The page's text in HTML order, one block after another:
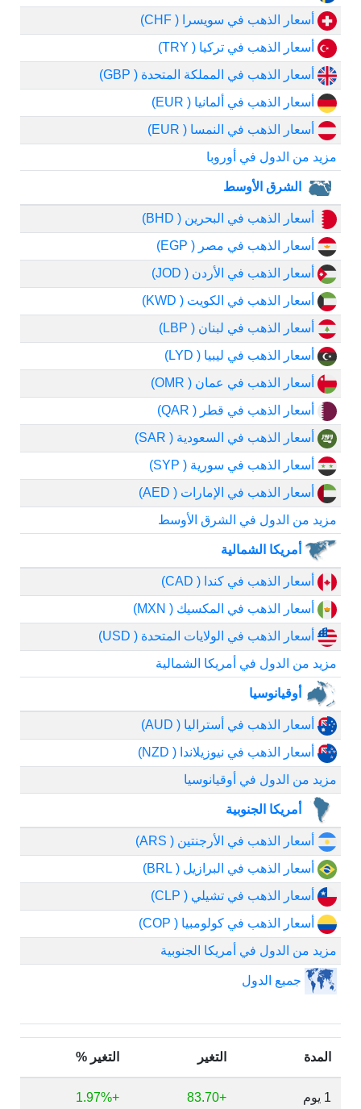
أسعار الذهب في سويسرا ( CHF)
أسعار الذهب في تركيا ( TRY)
أسعار الذهب في المملكة المتحدة ( GBP)
أسعار الذهب في ألمانيا ( EUR)
أسعار الذهب في النمسا ( EUR)
مزيد من الدول في أوروبا
الشرق الأوسط
أسعار الذهب في البحرين ( BHD)
أسعار الذهب في مصر ( EGP)
أسعار الذهب في الأردن ( JOD)
أسعار الذهب في الكويت ( KWD)
أسعار الذهب في لبنان ( LBP)
أسعار الذهب في ليبيا ( LYD)
أسعار الذهب في عمان ( OMR)
أسعار الذهب في قطر ( QAR)
أسعار الذهب في السعودية ( SAR)
أسعار الذهب في سورية ( SYP)
أسعار الذهب في الإمارات ( AED)
مزيد من الدول في الشرق الأوسط
أمريكا الشمالية
أسعار الذهب في كندا ( CAD)
أسعار الذهب في المكسيك ( MXN)
أسعار الذهب في الولايات المتحدة ( USD)
مزيد من الدول في أمريكا الشمالية
أوقيانوسيا
أسعار الذهب في أستراليا ( AUD)
أسعار الذهب في نيوزيلاندا ( NZD)
مزيد من الدول في أوقيانوسيا
أمريكا الجنوبية
أسعار الذهب في الأرجنتين ( ARS)
أسعار الذهب في البرازيل ( BRL)
أسعار الذهب في تشيلي ( CLP)
أسعار الذهب في كولومبيا ( COP)
مزيد من الدول في أمريكا الجنوبية
جميع الدول
المدة التغير التغير %
1 يوم +83.70
+1.97%